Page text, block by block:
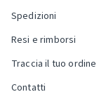
Spedizioni
Resi e rimborsi
Traccia il tuo ordine
Contatti